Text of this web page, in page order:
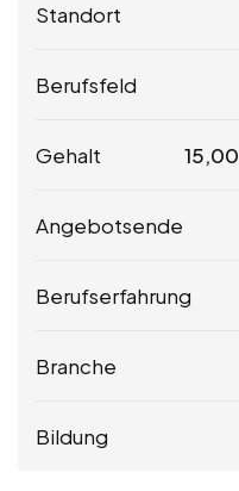
Standort
Berufsfeld
Gehalt 15,00
Angebotsende
Berufserfahrung
Branche
Bildung